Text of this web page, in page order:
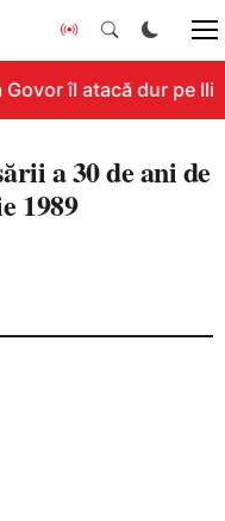
Govor îl atacă dur pe
a 30 de ani de
1989